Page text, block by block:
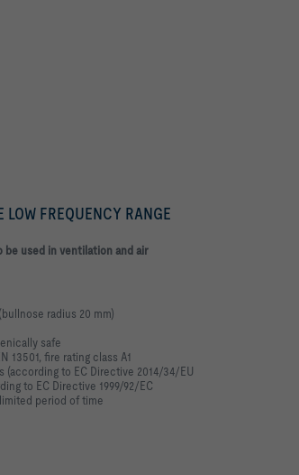
FREQUENCY RANGE
used in ventilation and air
(bullnose radius 20 mm)
safe
13501, fire rating class A1
(according to EC Directive 2014/34/EU
to EC Directive 1999/92/EC
period of time